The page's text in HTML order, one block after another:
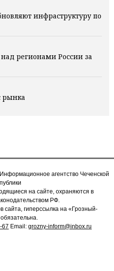
инфраструктуру по
регионами России за
рынка
агентство Чеченской
на сайте, охраняются в
РФ.
сайта, гиперссылка на «Грозный-
67 Email: grozny-inform@inbox.ru